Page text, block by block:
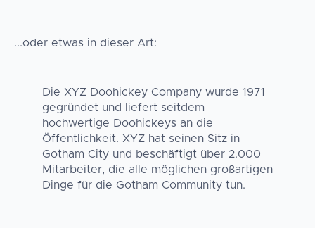
...oder etwas in dieser Art:
Die XYZ Doohickey Company wurde 1971
gegründet und liefert seitdem
hochwertige Doohickeys an die
Öffentlichkeit. XYZ hat seinen Sitz in
Gotham City und beschäftigt über 2.000
Mitarbeiter, die alle möglichen großartigen
Dinge für die Gotham Community tun.